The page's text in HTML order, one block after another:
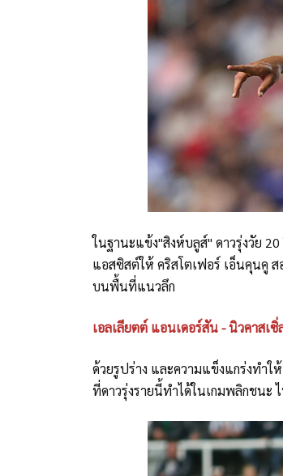
ในฐานะแข้ง"สิงห์บลูส์" ดาวรุ่งวัย
แอสซิสต์ให้ คริสโตเฟอร์ เอ็นคุนคู ส
บนพื้นที่แนวลึก
เอลเลียตต์ แอนเดอร์สัน - นิวคาสเซิ่
ด้วยรูปร่าง และความแข็งแกร่งทำ
ที่ดาวรุ่งรายนี้ทำได้ในเกมพลิกชนะ